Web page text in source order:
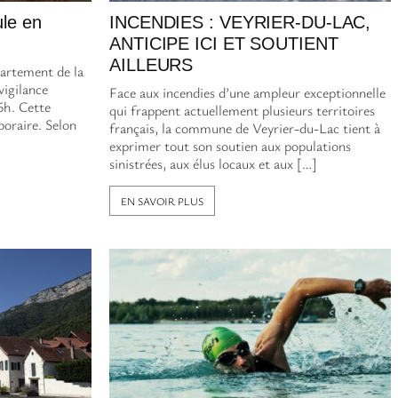
en
de la
Cette
Selon
INCENDIES : VEYRIER-DU-LAC,
ANTICIPE ICI ET SOUTIENT
AILLEURS
Face aux incendies d’une ampleur exceptionnelle
qui frappent actuellement plusieurs territoires
français, la commune de Veyrier-du-Lac tient à
exprimer tout son soutien aux populations
sinistrées, aux élus locaux et aux […]
EN SAVOIR PLUS